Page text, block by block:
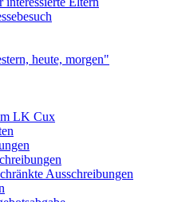
heute, morgen"
LK Cux
Ausschreibungen